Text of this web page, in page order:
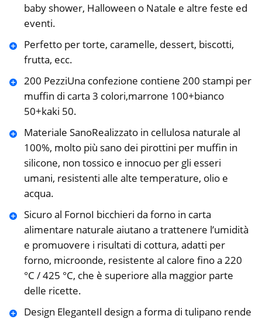
baby shower, Halloween o Natale e altre feste ed
eventi.
Perfetto per torte, caramelle, dessert, biscotti,
frutta, ecc.
200 PezziUna confezione contiene 200 stampi per
muffin di carta 3 colori,marrone 100+bianco
50+kaki 50.
Materiale SanoRealizzato in cellulosa naturale al
100%, molto più sano dei pirottini per muffin in
silicone, non tossico e innocuo per gli esseri
umani, resistenti alle alte temperature, olio e
acqua.
Sicuro al FornoI bicchieri da forno in carta
alimentare naturale aiutano a trattenere l’umidità
e promuovere i risultati di cottura, adatti per
forno, microonde, resistente al calore fino a 220
°C / 425 °C, che è superiore alla maggior parte
delle ricette.
Design EleganteIl design a forma di tulipano rende